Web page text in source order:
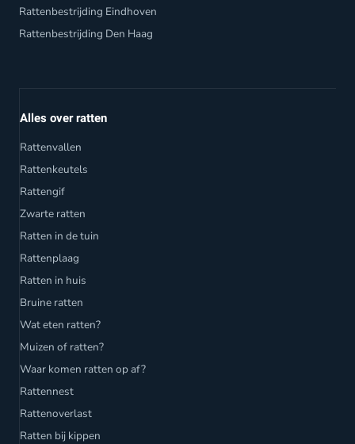
Rattenbestrijding Eindhoven
Rattenbestrijding Den Haag
Alles over ratten
Rattenvallen
Rattenkeutels
Rattengif
Zwarte ratten
Ratten in de tuin
Rattenplaag
Ratten in huis
Bruine ratten
Wat eten ratten?
Muizen of ratten?
Waar komen ratten op af?
Rattennest
Rattenoverlast
Ratten bij kippen